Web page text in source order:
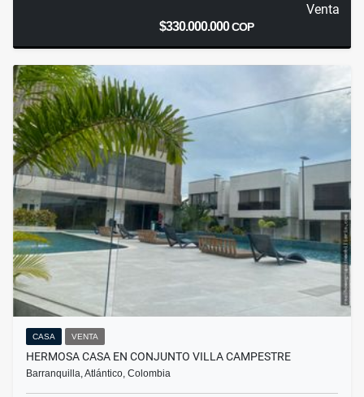
Venta
$330.000.000COP
CASA VENTA
HERMOSA CASA EN CONJUNTO VILLA CAMPESTRE
Barranquilla, Atlántico, Colombia